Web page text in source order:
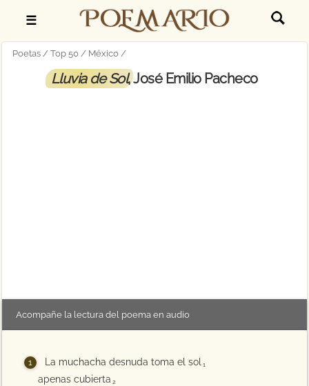
☰
Poetas Top 50 México
Lluvia de Sol, José Emilio Pacheco
Acompañe la lectura del poema en audio
La muchacha desnuda toma el sol 1
apenas cubierta 2